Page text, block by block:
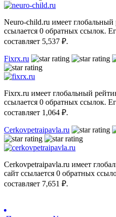
Neuro-child.ru имеет глобальный
ссылается 0 обратных ссылок.
составляет 5,537 ₽.
Fixrx.ru
Fixrx.ru имеет глобальный
ссылается 0 обратных ссылок.
составляет 1,064 ₽.
Cerkovpetraipavla.ru
Cerkovpetraipavla.ru имеет
сайт ссылается 0 обратных
составляет 7,651 ₽.